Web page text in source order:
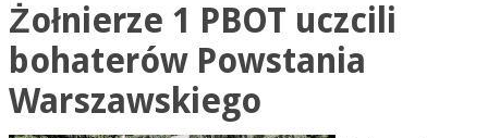
Żołnierze 1 PBOT uczcili
bohaterów Powstania
Warszawskiego